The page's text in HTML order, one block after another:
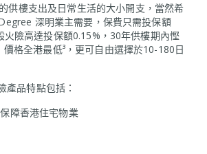
供樓支出及日常生活的大小開支，當然希
深明業主需要，保費只需投保額
火險高達投保額0.15%，30年供樓期內慳
價格全港最低³，更可自由選擇於10-180日
產品特點包括：
障香港住宅物業